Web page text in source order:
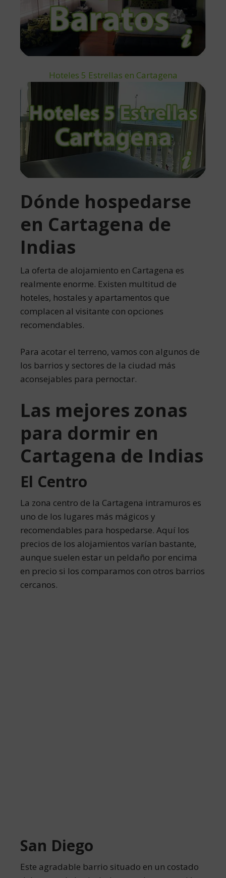
Hoteles 5 Estrellas en Cartagena
Dónde hospedarse
en Cartagena de
Indias
La oferta de alojamiento en Cartagena es
realmente enorme. Existen multitud de
hoteles, hostales y apartamentos que
complacen al visitante con opciones
recomendables.
Para acotar el terreno, vamos con algunos de
los barrios y sectores de la ciudad más
aconsejables para pernoctar.
Las mejores zonas
para dormir en
Cartagena de Indias
El Centro
La zona centro de la Cartagena intramuros es
uno de los lugares más mágicos y
recomendables para hospedarse. Aquí los
precios de los alojamientos varían bastante,
aunque suelen estar un peldaño por encima
en precio si los comparamos con otros barrios
cercanos.
San Diego
Este agradable barrio situado en un costado